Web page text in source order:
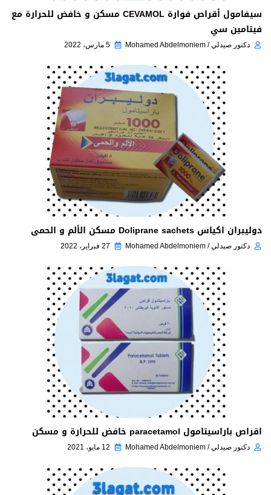
سيفامول أقراص فوارة CEVAMOL مسكن و خافض للحرارة مع
فيتامين سي
دكتور صيدلي / Mohamed Abdelmoniem 5 مارس، 2022
دوليبران اكياس Doliprane sachets مسكن الألم و الحمى
دكتور صيدلي / Mohamed Abdelmoniem 27 فبراير، 2022
اقراص باراسيتامول paracetamol خافض للحرارة و مسكن
دكتور صيدلي / Mohamed Abdelmoniem 12 مايو، 2021